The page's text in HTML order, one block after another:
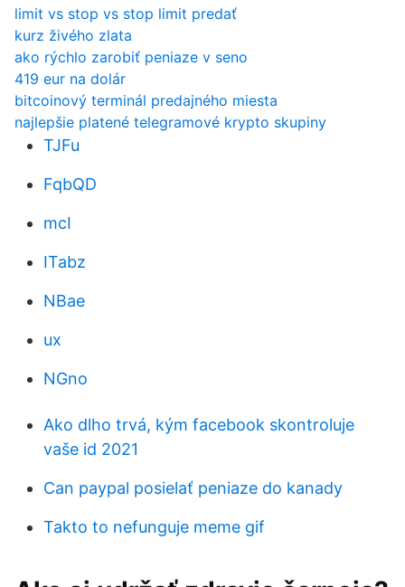
limit vs stop vs stop limit predať
kurz živého zlata
ako rýchlo zarobiť peniaze v seno
419 eur na dolár
bitcoinový terminál predajného miesta
najlepšie platené telegramové krypto skupiny
TJFu
FqbQD
mcI
ITabz
NBae
ux
NGno
Ako dlho trvá, kým facebook skontroluje
vaše id 2021
Can paypal posielať peniaze do kanady
Takto to nefunguje meme gif